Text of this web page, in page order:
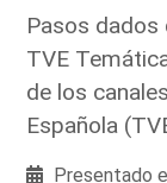
Pasos dados
TVE
de los
Española
Presentado